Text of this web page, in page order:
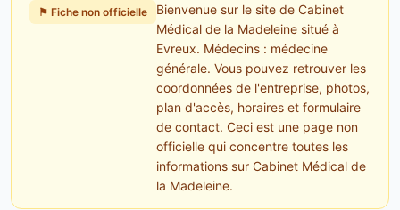
⚑ Fiche non officielle
Bienvenue sur le site de Cabinet
Médical de la Madeleine situé à
Evreux. Médecins : médecine
générale. Vous pouvez retrouver les
coordonnées de l'entreprise, photos,
plan d'accès, horaires et formulaire
de contact. Ceci est une page non
officielle qui concentre toutes les
informations sur Cabinet Médical de
la Madeleine.